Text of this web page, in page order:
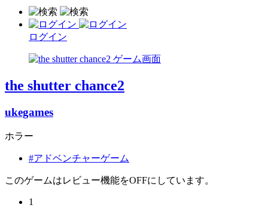
ログイン
the shutter chance2
ukegames
ホラー
#アドベンチャーゲーム
このゲームはレビュー機能をOFFにしています。
1